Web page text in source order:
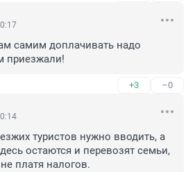
самим доплачивать надо
приезжали!
+3 –0
туристов нужно вводить, а
остаются и перевозят семьи,
платя налогов.